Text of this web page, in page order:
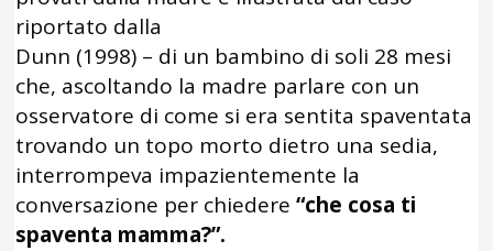
riportato dalla
Dunn (1998) – di un bambino di soli 28 mesi
che, ascoltando la madre parlare con un
osservatore di come si era sentita spaventata
trovando un topo morto dietro una sedia,
interrompeva impazientemente la
conversazione per chiedere“che cosa ti
spaventa mamma?”.